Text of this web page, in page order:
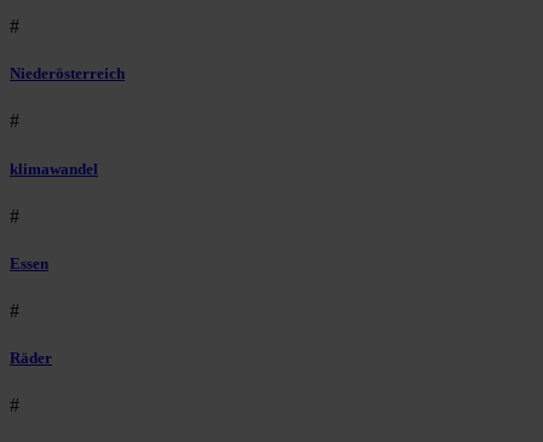
#
Niederösterreich
#
klimawandel
#
Essen
#
Räder
#